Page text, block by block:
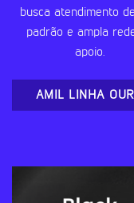
busca atendimento
padrão e ampla
apoio.
AMIL LINHA